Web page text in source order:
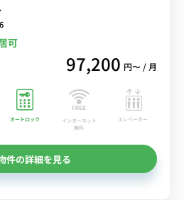
べるWi-Fi格安レンタル中！
可
97,200 円〜 / 月
オートロック
インターネット
無料
エレベーター
件の詳細を見る